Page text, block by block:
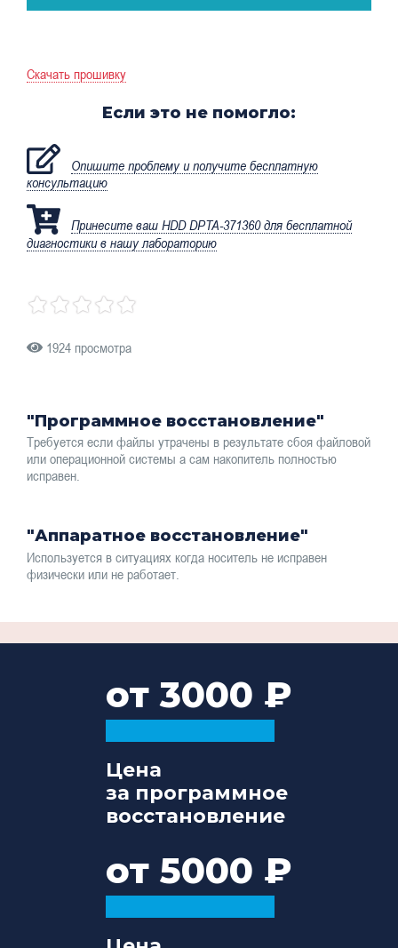
Скачать прошивку
Если это не помогло:
Опишите проблему и получите бесплатную
консультацию
Принесите ваш HDD DPTA-371360 для бесплатной
диагностики в нашу лабораторию
1924 просмотра
"Программное восстановление"
Требуется если файлы утрачены в результате сбоя файловой
или операционной системы а сам накопитель полностью
исправен.
"Аппаратное восстановление"
Используется в ситуациях когда носитель не исправен
физически или не работает.
от 3000
Цена
за программное
восстановление
от 5000